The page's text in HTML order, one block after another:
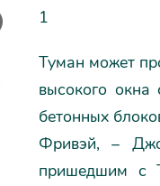
1
Туман может
высокого окна
бетонных
Фривэй, –
пришедшим с